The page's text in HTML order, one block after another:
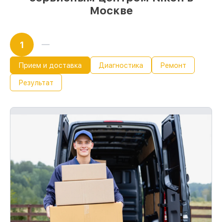
Москве
1
Прием и доставка Диагностика Ремонт
Результат